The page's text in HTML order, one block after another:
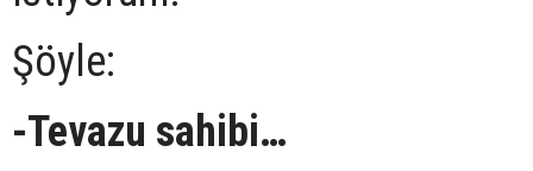
Şöyle:
-Tevazu sahibi…